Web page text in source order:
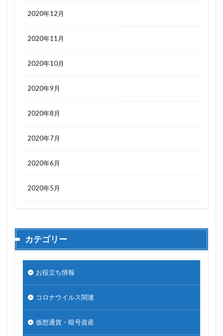
2020年12月
2020年11月
2020年10月
2020年9月
2020年8月
2020年7月
2020年6月
2020年5月
カテゴリー
お役立ち情報
コロナウイルス関連
仮想通貨・暗号資産